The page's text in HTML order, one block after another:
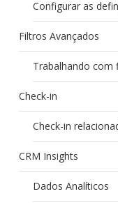
Configurar as
Filtros Avançados
Trabalhando com
Check-in
Check-in
CRM Insights
Dados Analíticos